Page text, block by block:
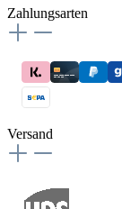
Zahlungsarten
Versand